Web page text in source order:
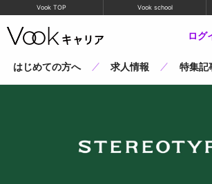
Vook TOP Vook school
ログ
はじめての方へ 求人情報 特集記